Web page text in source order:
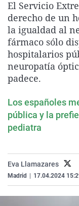
El Servicio
derecho de un
la igualdad al
fármaco sólo
hospitalarios
neuropatía
padece.
Los españoles
pública y la
pediatra
Eva Llamazares
Madrid 17.04.2024